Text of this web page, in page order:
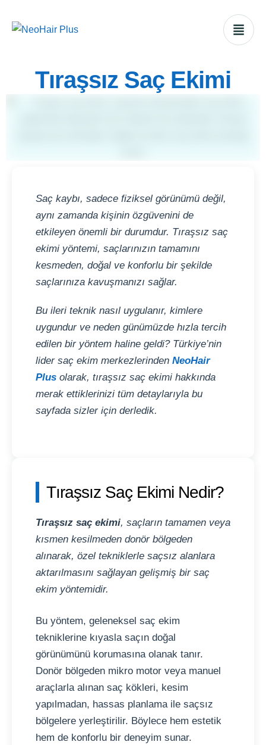
Tıraşsız Saç Ekimi
Saç kaybı, sadece fiziksel görünümü değil,
aynı zamanda kişinin özgüvenini de
etkileyen önemli bir durumdur. Tıraşsız saç
ekimi yöntemi, saçlarınızın tamamını
kesmeden, doğal ve konforlu bir şekilde
saçlarınıza kavuşmanızı sağlar.
Bu ileri teknik nasıl uygulanır, kimlere
uygundur ve neden günümüzde hızla tercih
edilen bir yöntem haline geldi? Türkiye’nin
lider saç ekim merkezlerinden NeoHair
Plus olarak, tıraşsız saç ekimi hakkında
merak ettiklerinizi tüm detaylarıyla bu
sayfada sizler için derledik.
Tıraşsız Saç Ekimi Nedir?
Tıraşsız saç ekimi, saçların tamamen veya
kısmen kesilmeden donör bölgeden
alınarak, özel tekniklerle saçsız alanlara
aktarılmasını sağlayan gelişmiş bir saç
ekim yöntemidir.
Bu yöntem, geleneksel saç ekim
tekniklerine kıyasla saçın doğal
görünümünü korumasına olanak tanır.
Donör bölgeden mikro motor veya manuel
araçlarla alınan saç kökleri, kesim
yapılmadan, hassas planlama ile saçsız
bölgelere yerleştirilir. Böylece hem estetik
hem de konforlu bir deneyim sunar.